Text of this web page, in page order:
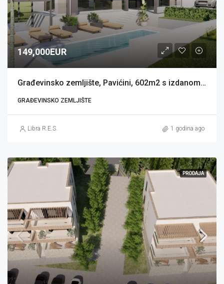
149,000EUR
Građevinsko zemljište, Pavićini, 602m2 s izdanom građevinskom dozvolom
GRAĐEVINSKO ZEMLJIŠTE
Libra R.E.S. 1 godina ago
PRODAJA